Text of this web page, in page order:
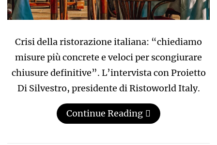
Crisi della ristorazione italiana: “chiediamo
misure più concrete e veloci per scongiurare
chiusure definitive”. L’intervista con Proietto
Di Silvestro, presidente di Ristoworld Italy.
Continue Reading